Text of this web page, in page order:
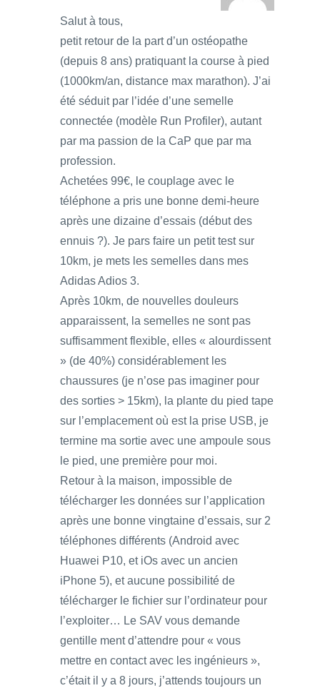
Salut à tous,
petit retour de la part d’un ostéopathe
(depuis 8 ans) pratiquant la course à pied
(1000km/an, distance max marathon). J’ai
été séduit par l’idée d’une semelle
connectée (modèle Run Profiler), autant
par ma passion de la CaP que par ma
profession.
Achetées 99€, le couplage avec le
téléphone a pris une bonne demi-heure
après une dizaine d’essais (début des
ennuis ?). Je pars faire un petit test sur
10km, je mets les semelles dans mes
Adidas Adios 3.
Après 10km, de nouvelles douleurs
apparaissent, la semelles ne sont pas
suffisamment flexible, elles « alourdissent
» (de 40%) considérablement les
chaussures (je n’ose pas imaginer pour
des sorties > 15km), la plante du pied tape
sur l’emplacement où est la prise USB, je
termine ma sortie avec une ampoule sous
le pied, une première pour moi.
Retour à la maison, impossible de
télécharger les données sur l’application
après une bonne vingtaine d’essais, sur 2
téléphones différents (Android avec
Huawei P10, et iOs avec un ancien
iPhone 5), et aucune possibilité de
télécharger le fichier sur l’ordinateur pour
l’exploiter… Le SAV vous demande
gentille ment d’attendre pour « vous
mettre en contact avec les ingénieurs »,
c’était il y a 8 jours, j’attends toujours un